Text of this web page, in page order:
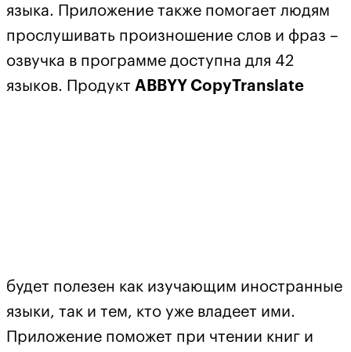
языка. Приложение также помогает людям
прослушивать произношение слов и фраз –
озвучка в программе доступна для 42
языков. Продукт ABBYY CopyTranslate
будет полезен как изучающим иностранные
языки, так и тем, кто уже владеет ими.
Приложение поможет при чтении книг и